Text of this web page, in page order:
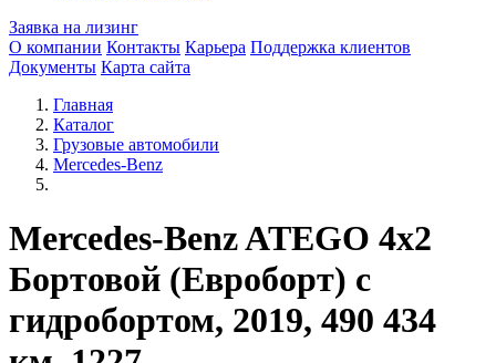
Заявка на лизинг
О компании Контакты Карьера Поддержка клиентов
Документы Карта сайта
Главная
Каталог
Грузовые автомобили
Mercedes-Benz
Mercedes-Benz ATEGO 4x2
Бортовой (Евроборт) с
гидробортом, 2019, 490 434